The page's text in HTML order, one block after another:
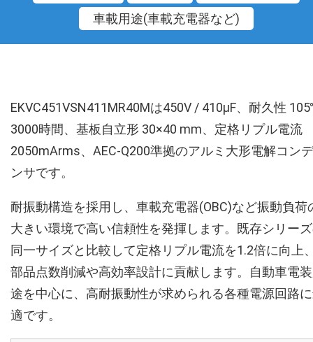
車載用途(車載充電器など)
EKVC451VSN411MR40Mは450V / 410µF、耐久性
3000時間、基板自立形 30×40 mm、定格リプル電流
2050mArms、AEC-Q200準拠のアルミ大形電解コンデ
ンサです。
耐振動構造を採用し、車載充電器(OBC)など振動負荷
大きい環境で高い信頼性を発揮します。既存シリー
同一サイズと比較して定格リプル電流を1.2倍に向上
部品点数削減や高効率設計に貢献します。自動車電
途を中心に、高耐振動性が求められる各種電源回路
適です。